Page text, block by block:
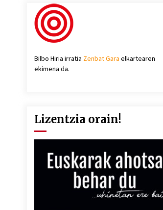
Bilbo Hiria irratia Zenbat Gara elkartearen
ekimena da.
Lizentzia orain!